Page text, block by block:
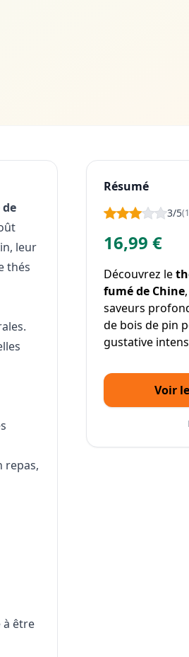
leur
thés
repas,
à être
Résumé
3/5
16,99 €
Découvrez le
fumé de Chine
saveurs
de bois de pin
gustative
Voir